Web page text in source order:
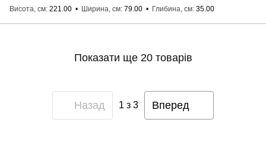
Висота, см 221.00 Ширина, см 79.00 Глибина, см 35.00
Показати ще 20 товарів
Назад 1 з 3 Вперед